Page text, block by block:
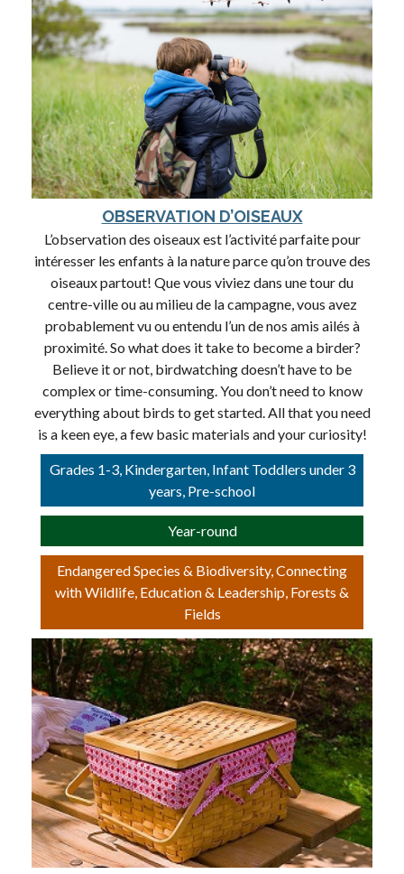
OBSERVATION D’OISEAUX
L’observation des oiseaux est l’activité parfaite pour
intéresser les enfants à la nature parce qu’on trouve des
oiseaux partout! Que vous viviez dans une tour du
centre-ville ou au milieu de la campagne, vous avez
probablement vu ou entendu l’un de nos amis ailés à
proximité. So what does it take to become a birder?
Believe it or not, birdwatching doesn’t have to be
complex or time-consuming. You don’t need to know
everything about birds to get started. All that you need
is a keen eye, a few basic materials and your curiosity!
Grades 1-3, Kindergarten, Infant Toddlers under 3
years, Pre-school
Year-round
Endangered Species & Biodiversity, Connecting
with Wildlife, Education & Leadership, Forests &
Fields